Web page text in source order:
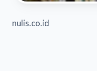
nulis.co.id